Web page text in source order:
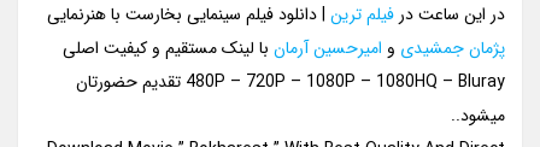
در این ساعت درفیلم ترین | دانلود فیلم سینمایی بخارست با هنرنمایی
پژمان جمشیدی و امیرحسین آرمان با لینک مستقیم و کیفیت اصلی
480P – 720P – 1080P – 1080HQ – Bluray تقدیم حضورتان
میشود..